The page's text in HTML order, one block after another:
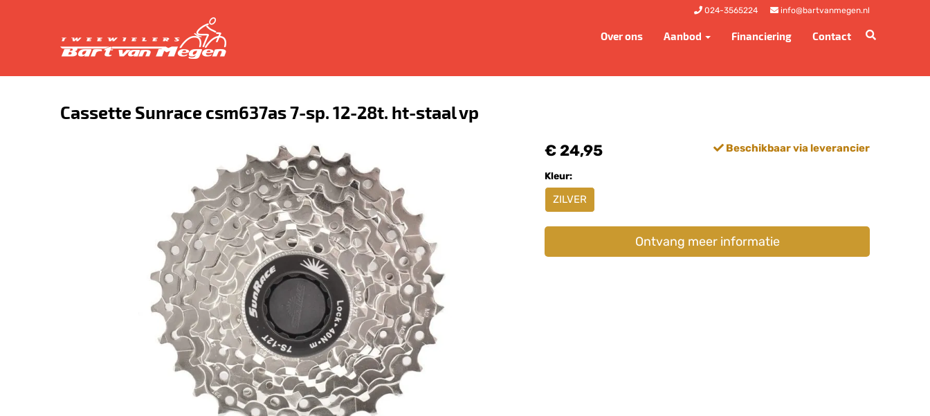
024-3565224 info@bartvanmegen.nl
Over ons Aanbod Financiering Contact
Cassette Sunrace csm637as 7-sp. 12-28t. ht-staal vp
€ 24,95 Beschikbaar via leverancier
Kleur:
ZILVER
Ontvang meer informatie